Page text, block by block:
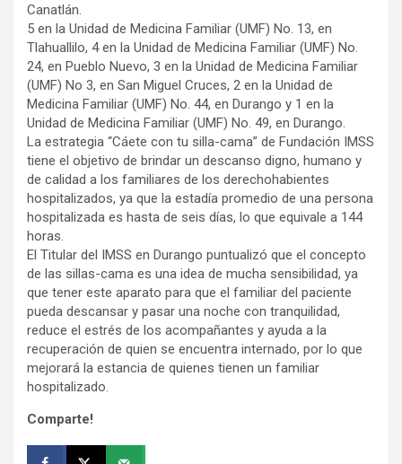
Canatlán.
5 en la Unidad de Medicina Familiar (UMF) No. 13, en
Tlahuallilo, 4 en la Unidad de Medicina Familiar (UMF) No.
24, en Pueblo Nuevo, 3 en la Unidad de Medicina Familiar
(UMF) No 3, en San Miguel Cruces, 2 en la Unidad de
Medicina Familiar (UMF) No. 44, en Durango y 1 en la
Unidad de Medicina Familiar (UMF) No. 49, en Durango.
La estrategia “Cáete con tu silla-cama” de Fundación IMSS
tiene el objetivo de brindar un descanso digno, humano y
de calidad a los familiares de los derechohabientes
hospitalizados, ya que la estadía promedio de una persona
hospitalizada es hasta de seis días, lo que equivale a 144
horas.
El Titular del IMSS en Durango puntualizó que el concepto
de las sillas-cama es una idea de mucha sensibilidad, ya
que tener este aparato para que el familiar del paciente
pueda descansar y pasar una noche con tranquilidad,
reduce el estrés de los acompañantes y ayuda a la
recuperación de quien se encuentra internado, por lo que
mejorará la estancia de quienes tienen un familiar
hospitalizado.
Comparte!